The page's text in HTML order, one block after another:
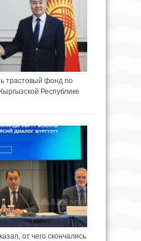
трастовый фонд по
Республике
от чего скончались